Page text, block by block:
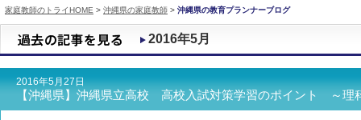
都道府県別情報
合格体験談
キャンペーン情報
家庭教師のトライHOME > 沖縄県の家庭教師 > 沖縄県の教育プランナーブログ
2016年5月
2016年5月27日
【沖縄県】沖縄県立高校 高校入試対策学習のポイント ～理